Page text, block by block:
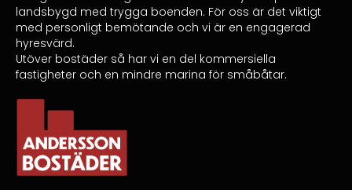
landsbygd med trygga boenden. För oss är det viktigt
med personligt bemötande och vi är en engagerad
hyresvärd.
Utöver bostäder så har vi en del kommersiella
fastigheter och en mindre marina för småbåtar.